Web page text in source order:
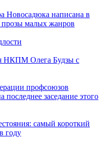
Новосадюка написана в
прозы малых жанров
НКПМ Олега Будзы с
профсоюзов
последнее заседание этого
самый короткий
году